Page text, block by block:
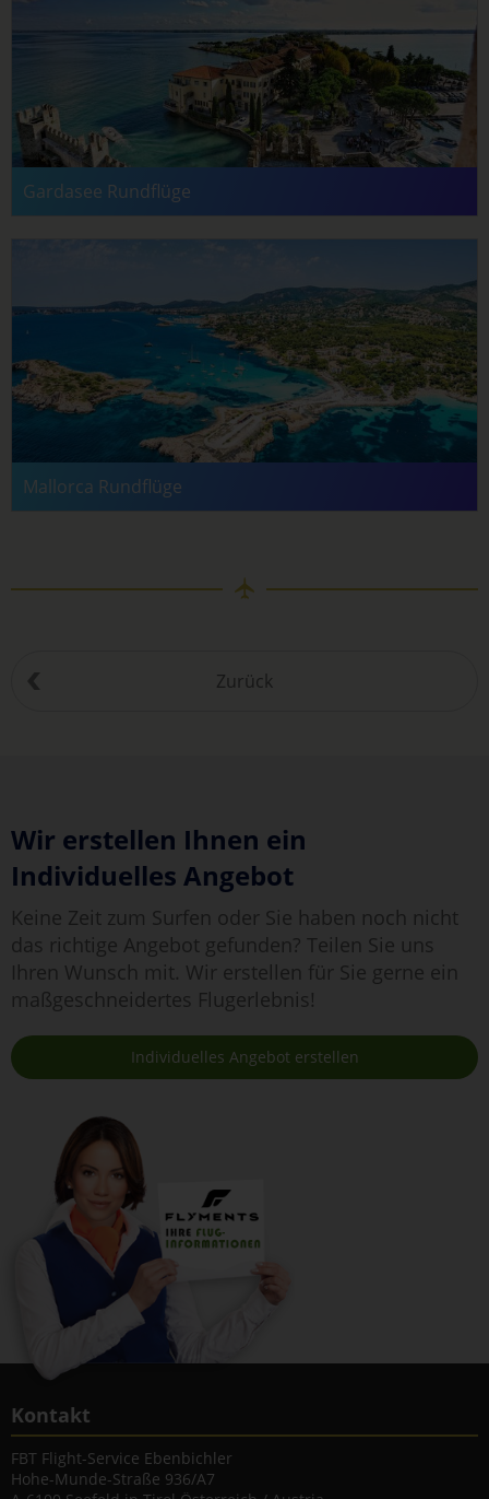
Gardasee Rundflüge
Mallorca Rundflüge
Zurück
Wir erstellen Ihnen ein
Individuelles Angebot
Keine Zeit zum Surfen oder Sie haben noch nicht
das richtige Angebot gefunden? Teilen Sie uns
Ihren Wunsch mit. Wir erstellen für Sie gerne ein
maßgeschneidertes Flugerlebnis!
Individuelles Angebot erstellen
Kontakt
FBT Flight-Service Ebenbichler
Hohe-Munde-Straße 936/A7